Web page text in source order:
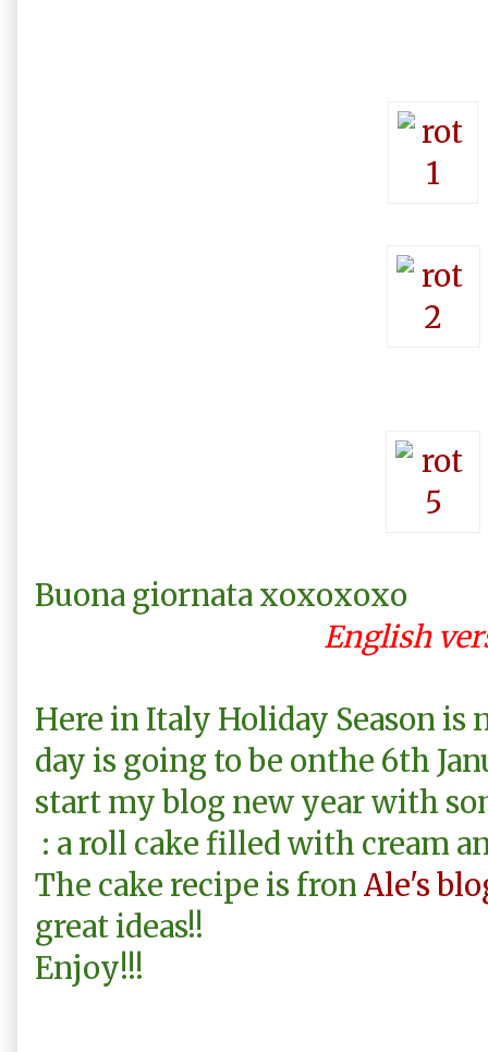
Buona giornata xoxoxoxo
English
Here in Italy Holiday Season is
day is going to be onthe 6th
start my blog new year with
: a roll cake filled with cream
The cake recipe is fron Ale's
great ideas!!
Enjoy!!!